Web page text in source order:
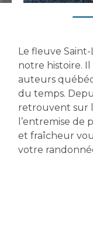
Le fleuve
notre histoire. Il
auteurs
du temps.
retrouvent sur
l’entremise de
et fraîcheur
votre